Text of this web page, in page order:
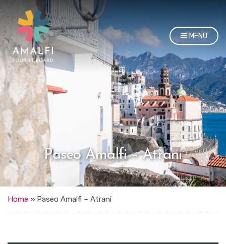
MENU
Paseo Amalfi – Atrani
Home » Paseo Amalfi – Atrani